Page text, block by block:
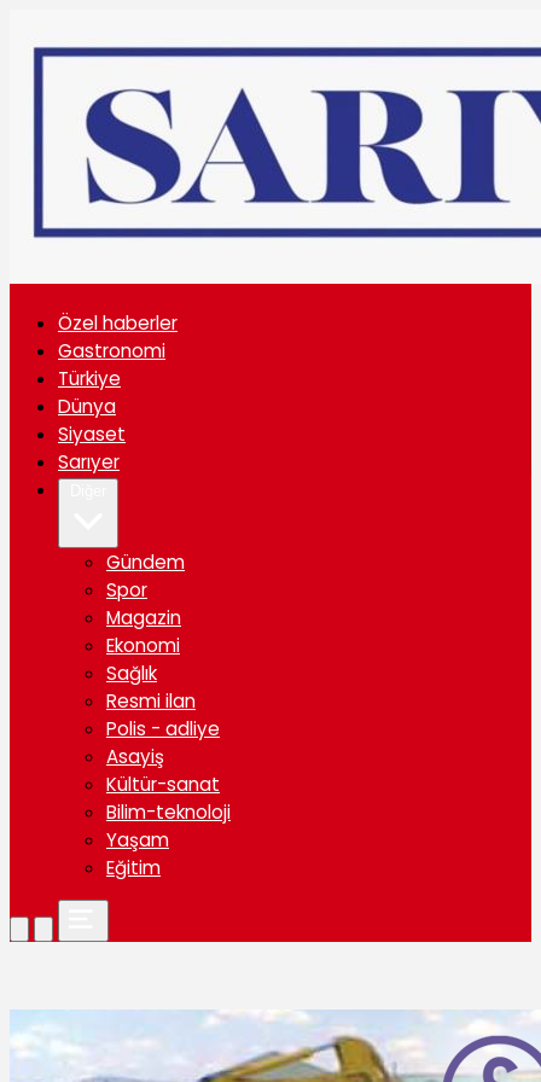
Özel haberler
Gastronomi
Türkiye
Dünya
Siyaset
Sarıyer
Gündem
Spor
Magazin
Ekonomi
Sağlık
Resmi ilan
Polis - adliye
Asayiş
Kültür-sanat
Bilim-teknoloji
Yaşam
Eğitim